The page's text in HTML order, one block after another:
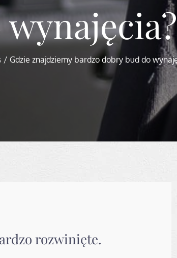
Gdzie znajdziemy bardzo dobry bud do
rozwinięte.